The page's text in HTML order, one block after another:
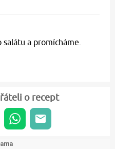
a promícháme.
o recept